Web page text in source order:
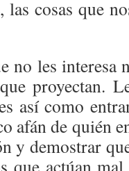
las cosas que
no les interesa
proyectan.
así como
afán de quién
y demostrar
que actúan